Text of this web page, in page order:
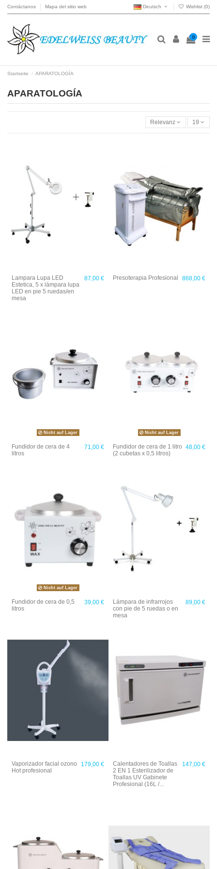
Contáctanos Mapa del sitio web Deutsch Wishlist (0)
0
Startseite APARATOLOGÍA
APARATOLOGÍA
Relevanz 19
Lampara Lupa LED
Estetica, 5 x lámpara lupa
LED en pie 5 ruedas/en
mesa
87,00 € Presoterapia Profesional 868,00 €
Nicht auf Lager
Fundidor de cera de 4
litros
71,00 €
Nicht auf Lager
Fundidor de cera de 1 litro
(2 cubetas x 0,5 litros)
48,00 €
Nicht auf Lager
Fundidor de cera de 0,5
litros
39,00 €
Lámpara de infrarrojos
con pie de 5 ruedas o en
mesa
89,00 €
Vaporizador facial ozono
Hot profesional
179,00 €
Calentadores de Toallas
2 EN 1 Esterilizador de
Toallas UV Gabinete
Profesional (16L /...
147,00 €